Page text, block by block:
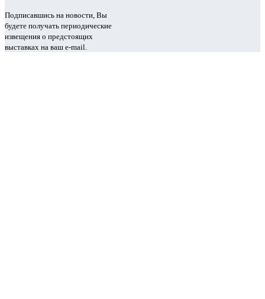
Подписавшись на новости, Вы
будете получать периодические
извещения о предстоящих
выставках на ваш e-mail.